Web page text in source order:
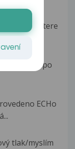
ktere
tři roky po
ECHo
tlak/myslím